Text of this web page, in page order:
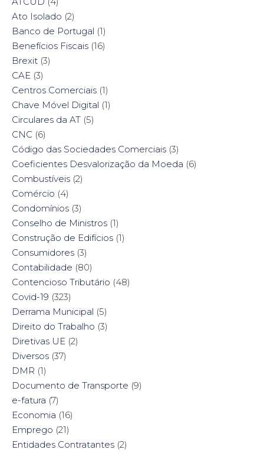
Ato Isolado (2)
Banco de Portugal (1)
Benefícios Fiscais (16)
Brexit (3)
CAE (3)
Centros Comerciais (1)
Chave Móvel Digital (1)
Circulares da AT (5)
CNC (6)
Código das Sociedades Comerciais (3)
Coeficientes Desvalorização da Moeda (6)
Combustíveis (2)
Comércio (4)
Condomínios (3)
Conselho de Ministros (1)
Construção de Edifícios (1)
Consumidores (3)
Contabilidade (80)
Contencioso Tributário (48)
Covid-19 (323)
Derrama Municipal (5)
Direito do Trabalho (3)
Diretivas UE (2)
Diversos (37)
DMR (1)
Documento de Transporte (9)
e-fatura (7)
Economia (16)
Emprego (21)
Entidades Contratantes (2)